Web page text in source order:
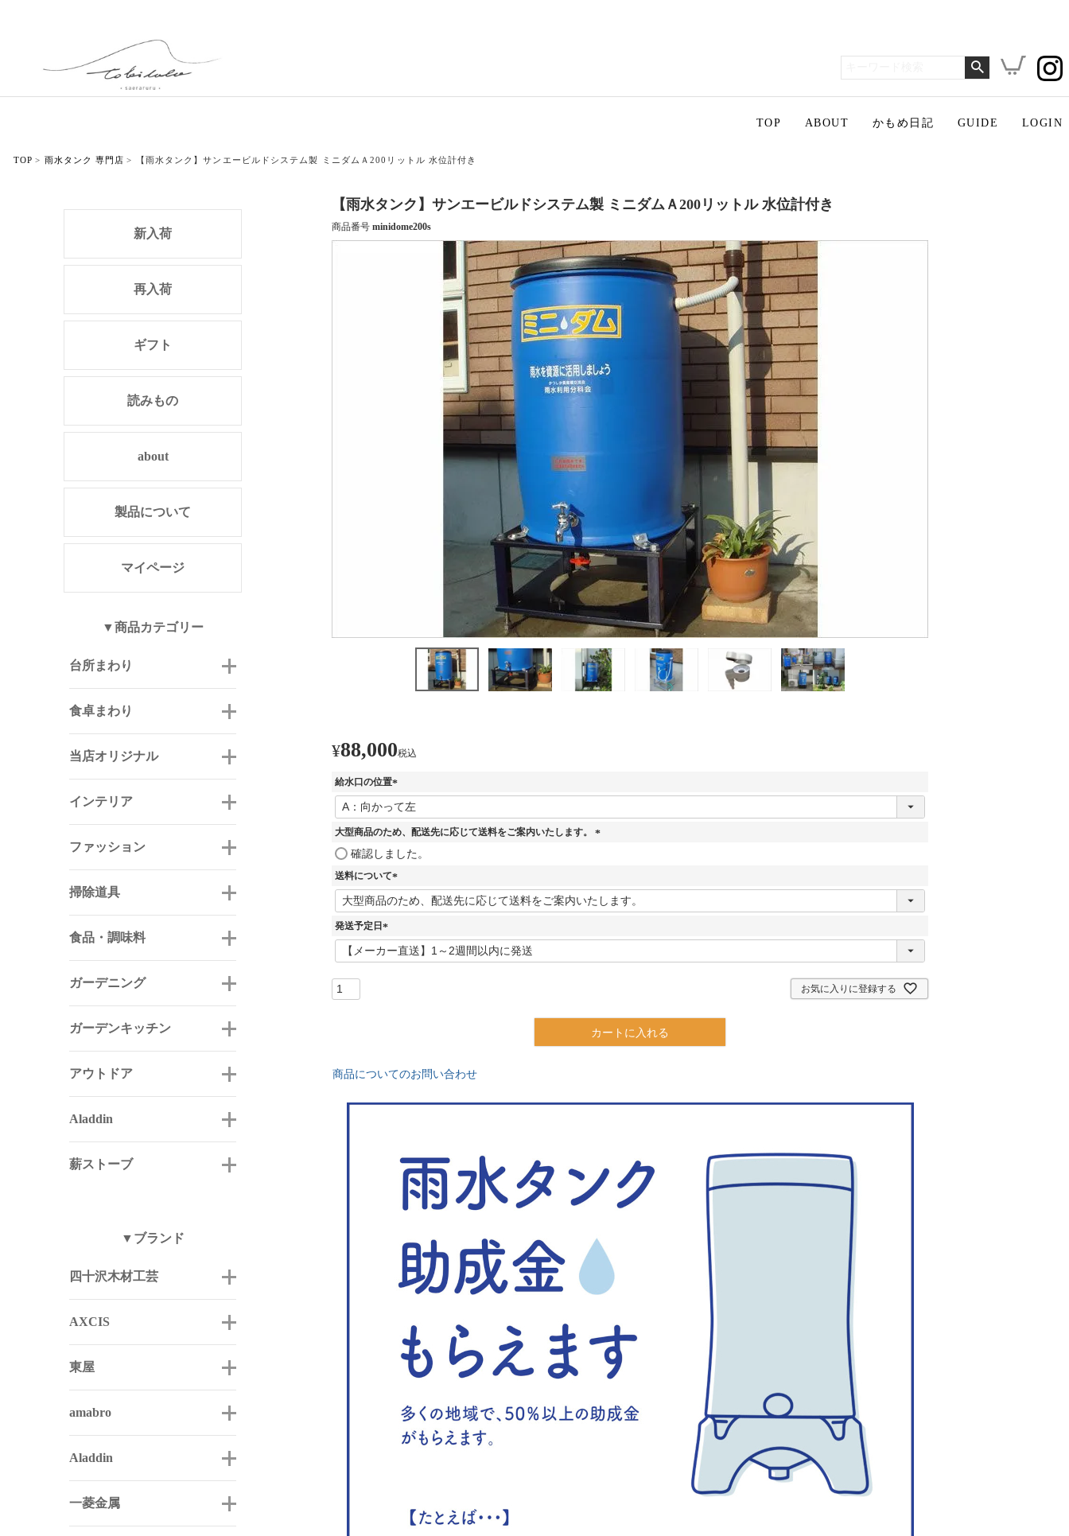
TOP ABOUT かもめ日記 GUIDE LOGIN
TOP 雨水タンク 専門店 【雨水タンク】サンエービルドシステム製 ミニダムＡ200リットル 水位計付き
新入荷
再入荷
ギフト
読みもの
about
製品について
マイページ
▼商品カテゴリー
台所まわり
食卓まわり
当店オリジナル
インテリア
ファッション
掃除道具
食品・調味料
ガーデニング
ガーデンキッチン
アウトドア
Aladdin
薪ストーブ
▼ブランド
四十沢木材工芸
AXCIS
東屋
amabro
Aladdin
一菱金属
【雨水タンク】サンエービルドシステム製 ミニダムＡ200リットル 水位計付き
商品番号 minidome200s
¥88,000税込
給水口の位置
(
必
須
大型商品のため、配送先に応じて送料をご案内いたします。
)
確認しました。
送料について
(
必
発送予定日
(
必
お気に入りに登録する
カートに入れる
商品についてのお問い合わせ